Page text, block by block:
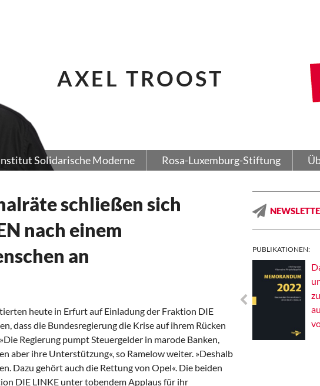
AXEL TROOST
Solidarische Moderne Rosa-Luxemburg-Stiftung
schließen sich
nach einem
an
heute in Erfurt auf Einladung der Fraktion DIE
dass die Bundesregierung die Krise auf ihrem Rücken
Regierung pumpt Steuergelder in marode Banken,
aber ihre Unterstützung«, so Ramelow weiter. »Deshalb
Dazu gehört auch die Rettung von Opel«. Die beiden
DIE LINKE unter tobendem Applaus für ihr
PUBLIKATIONEN: